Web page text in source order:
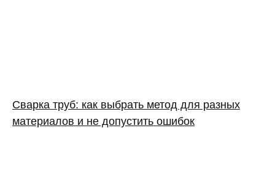
Сварка труб: как выбрать метод для разных
материалов и не допустить ошибок